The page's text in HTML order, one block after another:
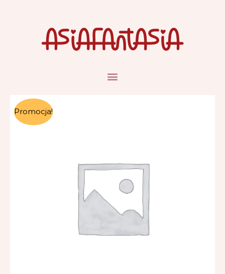
Promocja!